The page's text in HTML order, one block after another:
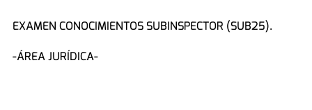
EXAMEN CONOCIMIENTOS SUBINSPECTOR (SUB25).
-ÁREA JURÍDICA-